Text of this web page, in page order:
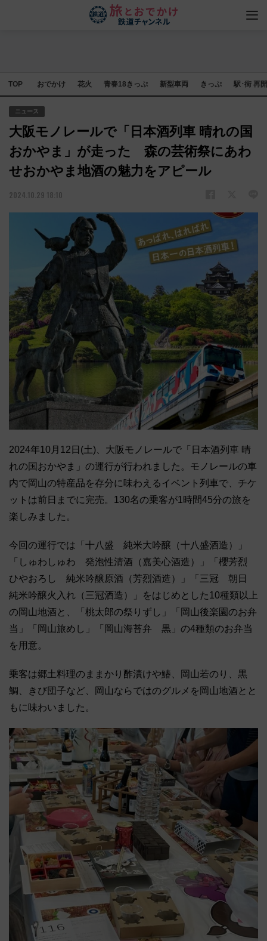
TOP おでかけ 花火 青春18きっぷ 新型車両 きっぷ 駅･街 再
ニュース
大阪モノレールで「日本酒列車 晴れの国
おかやま」が走った 森の芸術祭にあわ
せおかやま地酒の魅力をアピール
2024.10.29 18:10
2024年10月12日(土)、大阪モノレールで「日本酒列車 晴
れの国おかやま」の運行が行われました。モノレールの車
内で岡山の特産品を存分に味わえるイベント列車で、チケ
ットは前日までに完売。130名の乗客が1時間45分の旅を
楽しみました。
今回の運行では「十八盛 純米大吟醸（十八盛酒造）」
「しゅわしゅわ 発泡性清酒（嘉美心酒造）」「櫻芳烈
ひやおろし 純米吟醸原酒（芳烈酒造）」「三冠 朝日
純米吟醸火入れ（三冠酒造）」をはじめとした10種類以上
の岡山地酒と、「桃太郎の祭りずし」「岡山後楽園のお弁
当」「岡山旅めし」「岡山海苔弁 黒」の4種類のお弁当
を用意。
乗客は郷土料理のままかり酢漬けや鰆、岡山若のり、黒
鯛、きび団子など、岡山ならではのグルメを岡山地酒とと
もに味わいました。